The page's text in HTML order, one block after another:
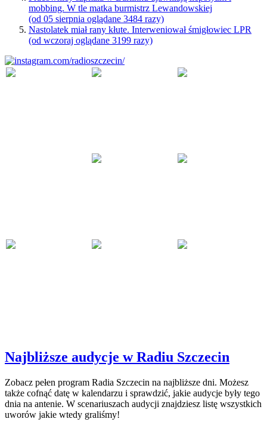
mobbing. W tle matka burmistrz Lewandowskiej
(od 05 sierpnia oglądane 3484 razy)
Nastolatek miał rany kłute. Interweniował śmigłowiec LPR
(od wczoraj oglądane 3199 razy)
Najbliższe audycje w Radiu Szczecin
Zobacz pełen program Radia Szczecin na najbliższe dni. Możesz
także cofnąć datę w kalendarzu i sprawdzić, jakie audycje były tego
dnia na antenie. W scenariuszach audycji znajdziesz listę wszystkich
uworów jakie wtedy graliśmy!